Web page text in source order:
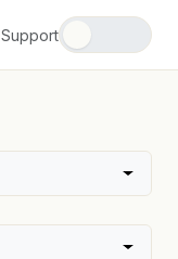
Support